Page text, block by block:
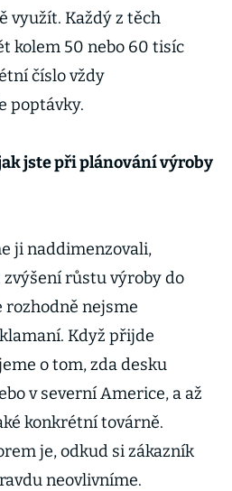
využít. Každý z těch
kolem 50 nebo 60 tisíc
číslo vždy
poptávky.
jste při plánování výroby
ji naddimenzovali,
růstu výroby do
rozhodně nejsme
Když přijde
o tom, zda desku
v severní Americe, a až
konkrétní továrně.
je, odkud si zákazník
neovlivníme.